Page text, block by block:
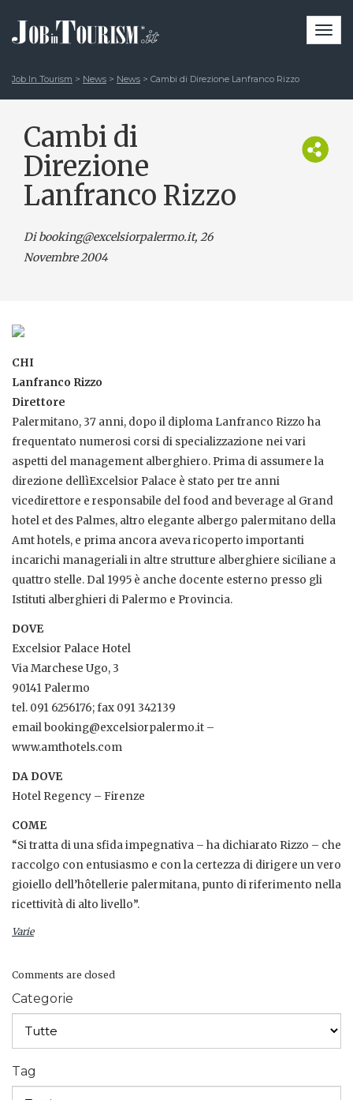
Job In Tourism > News > News > Cambi di Direzione Lanfranco Rizzo
Cambi di
Direzione
Lanfranco Rizzo
Di booking@excelsiorpalermo.it, 26
Novembre 2004
CHI
Lanfranco Rizzo
Direttore
Palermitano, 37 anni, dopo il diploma Lanfranco Rizzo ha
frequentato numerosi corsi di specializzazione nei vari
aspetti del management alberghiero. Prima di assumere la
direzione dellìExcelsior Palace è stato per tre anni
vicedirettore e responsabile del food and beverage al Grand
hotel et des Palmes, altro elegante albergo palermitano della
Amt hotels, e prima ancora aveva ricoperto importanti
incarichi manageriali in altre strutture alberghiere siciliane a
quattro stelle. Dal 1995 è anche docente esterno presso gli
Istituti alberghieri di Palermo e Provincia.
DOVE
Excelsior Palace Hotel
Via Marchese Ugo, 3
90141 Palermo
tel. 091 6256176; fax 091 342139
email booking@excelsiorpalermo.it –
www.amthotels.com
DA DOVE
Hotel Regency – Firenze
COME
“Si tratta di una sfida impegnativa – ha dichiarato Rizzo – che
raccolgo con entusiasmo e con la certezza di dirigere un vero
gioiello dell’hôtellerie palermitana, punto di riferimento nella
ricettività di alto livello”.
Varie
Comments are closed
Categorie
Tag